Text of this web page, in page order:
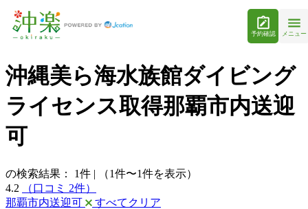
予約確認 メニュー
沖縄美ら海水族館ダイビング
ライセンス取得那覇市内送迎
可
の検索結果： 1件 |
（1件〜1件を表示）
4.2
（口コミ 2件）
那覇市内送迎可
すべてクリア